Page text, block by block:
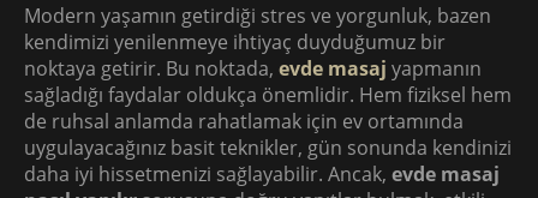
Modern yaşamın getirdiği stres ve yorgunluk, bazen
kendimizi yenilenmeye ihtiyaç duyduğumuz bir
noktaya getirir. Bu noktada, evde masaj yapmanın
sağladığı faydalar oldukça önemlidir. Hem fiziksel hem
de ruhsal anlamda rahatlamak için ev ortamında
uygulayacağınız basit teknikler, gün sonunda kendinizi
daha iyi hissetmenizi sağlayabilir. Ancak, evde masaj